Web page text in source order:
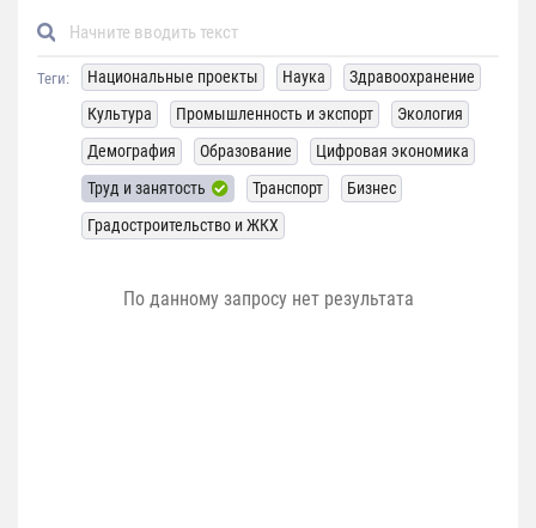
Теги: Национальные проекты Наука
Здравоохранение
Культура
Промышленность и экспорт
Экология
Демография
Образование
Цифровая экономика
Труд и занятость
Транспорт
Бизнес
Градостроительство и ЖКХ
По данному запросу нет результата